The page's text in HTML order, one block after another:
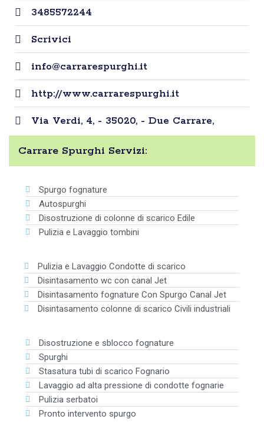
3485572244
Scrivici
info@carrarespurghi.it
http://www.carrarespurghi.it
Via Verdi, 4, - 35020, - Due Carrare,
Carrare Spurghi Servizi:
Spurgo fognature
Autospurghi
Disostruzione di colonne di scarico Edile
Pulizia e Lavaggio tombini
Pulizia e Lavaggio Condotte di scarico
Disintasamento wc con canal Jet
Disintasamento fognature Con Spurgo Canal Jet
Disintasamento colonne di scarico Civili industriali
Disostruzione e sblocco fognature
Spurghi
Stasatura tubi di scarico Fognario
Lavaggio ad alta pressione di condotte fognarie
Pulizia serbatoi
Pronto intervento spurgo